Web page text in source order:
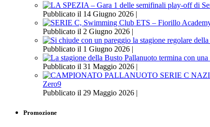
Pubblicato il 14 Giugno 2026 |
Pubblicato il 2 Giugno 2026 |
Pubblicato il 1 Giugno 2026 |
Pubblicato il 31 Maggio 2026 |
Zero9
Pubblicato il 29 Maggio 2026 |
Promozione